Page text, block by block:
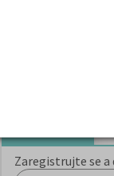
Rozcestník po
Jak se dostat na
Zaregistrujte se